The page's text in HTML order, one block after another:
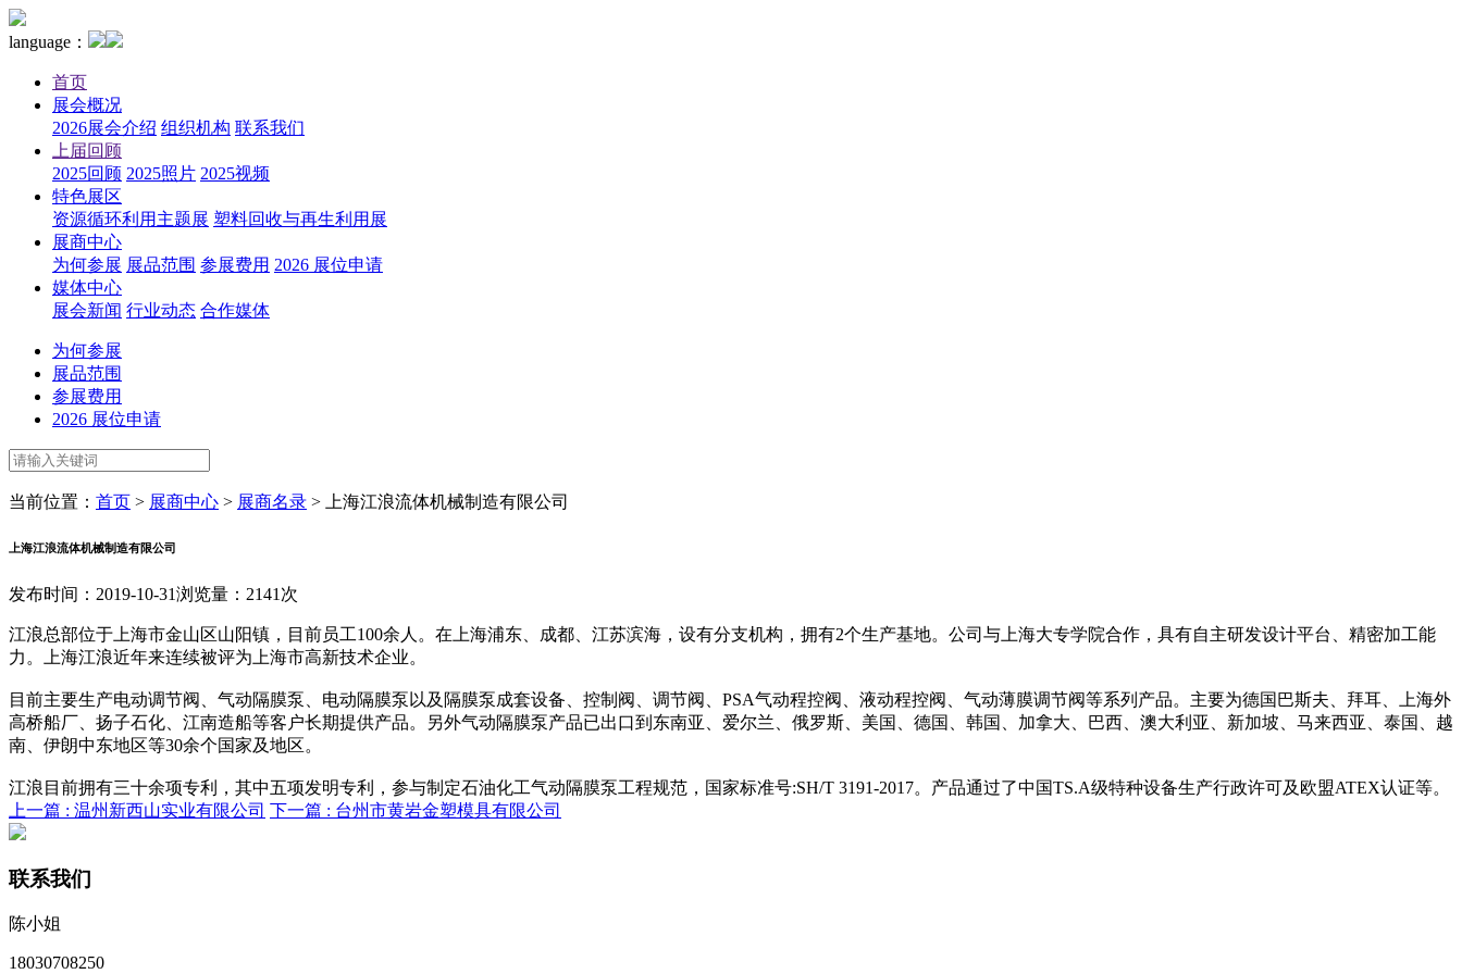
language：
首页
展会概况
2026展会介绍 组织机构 联系我们
上届回顾
2025回顾 2025照片 2025视频
特色展区
资源循环利用主题展 塑料回收与再生利用展
展商中心
为何参展 展品范围 参展费用 2026 展位申请
媒体中心
展会新闻 行业动态 合作媒体
为何参展
展品范围
参展费用
2026 展位申请
当前位置： 首页 > 展商中心 > 展商名录 > 上海江浪流体机械制造有限公司
上海江浪流体机械制造有限公司
发布时间：2019-10-31浏览量：2141次
江浪总部位于上海市金山区山阳镇，目前员工100余人。在上海浦东、成都、江苏滨海，设有分支机构，拥有2个生产基地。公司与上海大专学院合作，具有自主研发设计平台、精密加工能
力。上海江浪近年来连续被评为上海市高新技术企业。
目前主要生产电动调节阀、气动隔膜泵、电动隔膜泵以及隔膜泵成套设备、控制阀、调节阀、PSA气动程控阀、液动程控阀、气动薄膜调节阀等系列产品。主要为德国巴斯夫、拜耳、上海外
高桥船厂、扬子石化、江南造船等客户长期提供产品。另外气动隔膜泵产品已出口到东南亚、爱尔兰、俄罗斯、美国、德国、韩国、加拿大、巴西、澳大利亚、新加坡、马来西亚、泰国、越
南、伊朗中东地区等30余个国家及地区。
江浪目前拥有三十余项专利，其中五项发明专利，参与制定石油化工气动隔膜泵工程规范，国家标准号:SH/T 3191-2017。产品通过了中国TS.A级特种设备生产行政许可及欧盟ATEX认证等。
上一篇 : 温州新西山实业有限公司 下一篇 : 台州市黄岩金塑模具有限公司
联系我们
陈小姐
18030708250